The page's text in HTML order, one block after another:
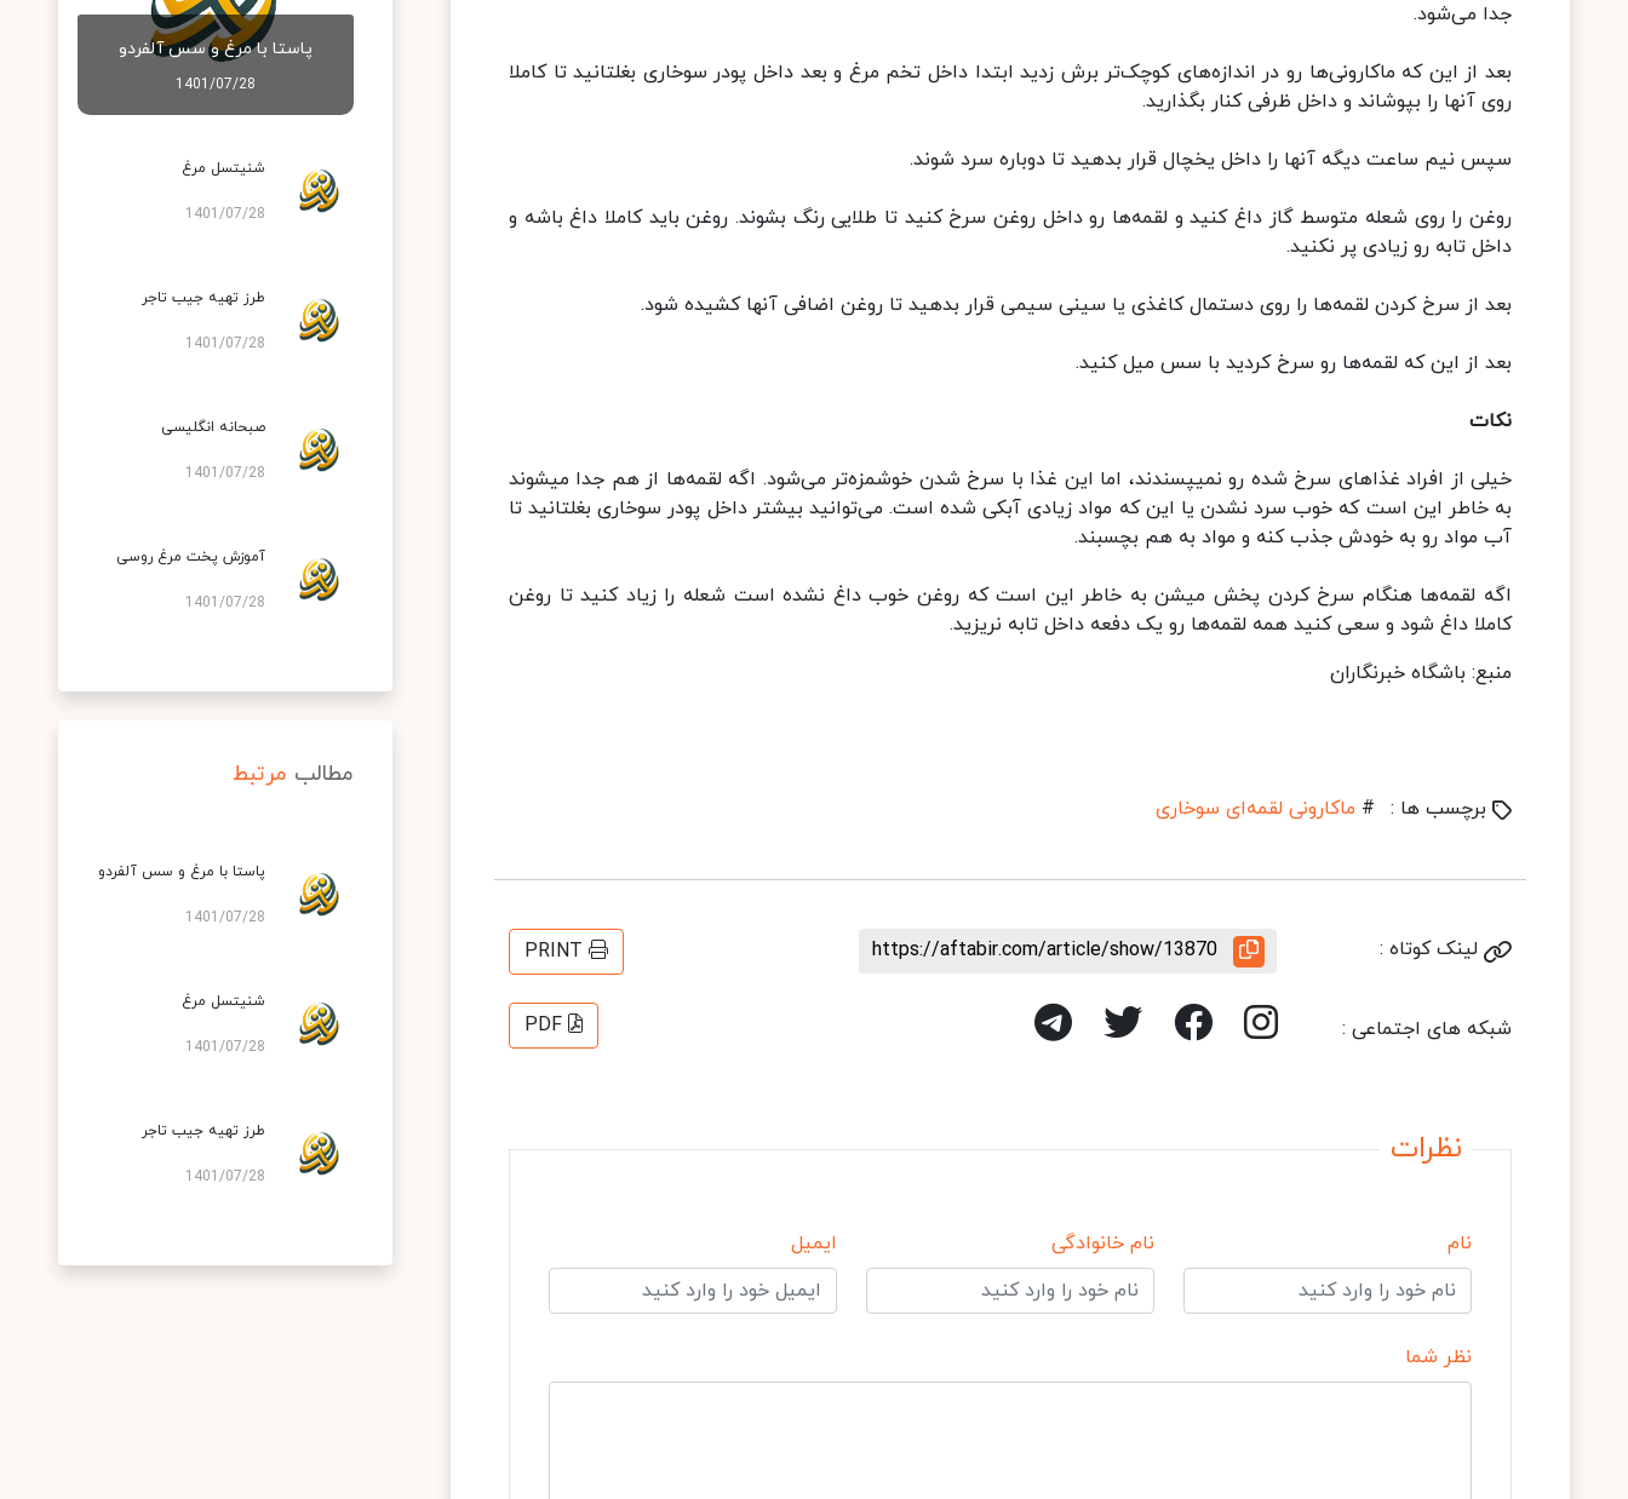
جدا می‌شود.
بعد از این که ماکارونی‌ها رو در اندازه‌های کوچک‌تر برش زدید ابتدا داخل تخم مرغ و بعد داخل پودر سوخاری بغلتانید تا کاملا
روی آنها را بپوشاند و داخل ظرفی کنار بگذارید.
سپس نیم ساعت دیگه آنها را داخل یخچال قرار بدهید تا دوباره سرد شوند.
روغن را روی شعله متوسط گاز داغ کنید و لقمه‌ها رو داخل روغن سرخ کنید تا طلایی رنگ بشوند. روغن باید کاملا داغ باشه و
داخل تابه رو زیادی پر نکنید.
بعد از سرخ کردن لقمه‌ها را روی دستمال کاغذی یا سینی سیمی قرار بدهید تا روغن اضافی آنها کشیده شود.
بعد از این که لقمه‌ها رو سرخ کردید با سس میل کنید.
نکات
خیلی‌ از افراد غذا‌های سرخ شده رو نمیپسندند، اما این غذا با سرخ شدن خوشمزه‌تر می‌شود. اگه لقمه‌ها از هم جدا میشوند
به خاطر این است که خوب سرد نشدن یا این که مواد زیادی آبکی شده است. می‌توانید بیشتر داخل پودر سوخاری بغلتانید تا
آب مواد رو به خودش جذب کنه و مواد به هم بچسبند.
اگه لقمه‌ها هنگام سرخ کردن پخش میشن به خاطر این است که روغن خوب داغ نشده است شعله را زیاد کنید تا روغن
کاملا داغ شود و سعی کنید همه لقمه‌ها رو یک دفعه داخل تابه نریزید.
منبع: باشگاه خبرنگاران
برچسب ها : # ماکارونی لقمه‌ای سوخاری
لینک کوتاه : https://aftabir.com/article/show/13870
PRINT
شبکه های اجتماعی : PDF
نظرات
نام نام خانوادگی ایمیل
نظر شما
پاستا با مرغ و سس آلفردو
1401/07/28
شنیتسل مرغ
1401/07/28
طرز تهیه جیب تاجر
1401/07/28
صبحانه انگلیسی
1401/07/28
آموزش پخت مرغ روسی
1401/07/28
مطالب مرتبط
پاستا با مرغ و سس آلفردو
1401/07/28
شنیتسل مرغ
1401/07/28
طرز تهیه جیب تاجر
1401/07/28